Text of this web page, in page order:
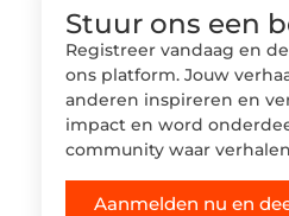
Stuur ons een
Registreer vandaag en
ons platform. Jouw
anderen inspireren en
impact en word
community waar
Aanmelden nu en